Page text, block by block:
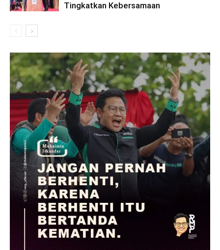
Tingkatkan Kebersamaan